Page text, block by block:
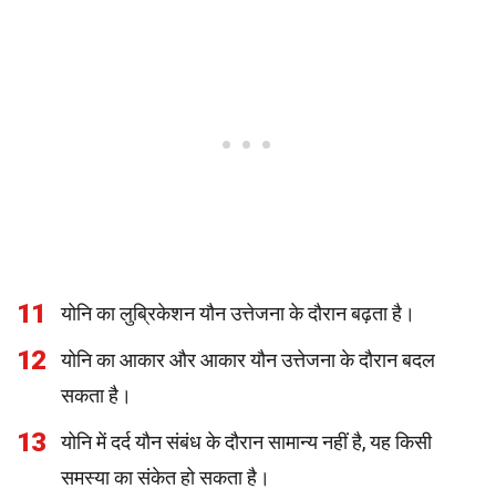
11 योनि का लुब्रिकेशन यौन उत्तेजना के दौरान बढ़ता है।
12
योनि का आकार और आकार यौन उत्तेजना के दौरान बदल
सकता है।
13
योनि में दर्द यौन संबंध के दौरान सामान्य नहीं है, यह किसी
समस्या का संकेत हो सकता है।